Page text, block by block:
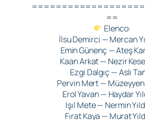
==
Elenco:
İlsu Demirci — Mercan
Emin Günenç — Ateş
Kaan Arkat — Nezir
Ezgi Dalgıç — Aslı
Pervin Mert —
Erol Yavan — Haydar
Işıl Mete — Nermin
Fırat Kaya — Murat